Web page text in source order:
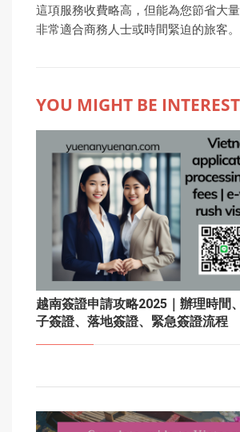
這項服務收費略高，但能為您節省大
非常適合商務人士或時間緊迫的旅客。
YOU MIGHT BE
越南簽證申請攻略2025｜辦理時間
子簽證、落地簽證、緊急簽證流程